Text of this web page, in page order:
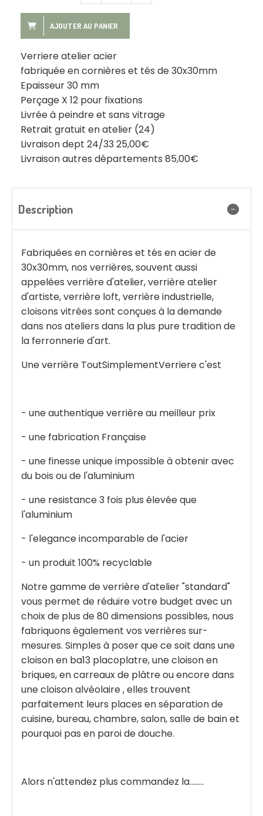
AJOUTER AU PANIER
Verriere atelier acier
fabriquée en cornières et tés de 30x30mm
Epaisseur 30 mm
Perçage X 12 pour fixations
Livrée à peindre et sans vitrage
Retrait gratuit en atelier (24)
Livraison dept 24/33 25,00€
Livraison autres départements 85,00€
Description
Fabriquées en cornières et tés en acier de
30x30mm, nos verrières, souvent aussi
appelées verrière d'atelier, verrière atelier
d'artiste, verrière loft, verrière industrielle,
cloisons vitrées sont conçues à la demande
dans nos ateliers dans la plus pure tradition de
la ferronnerie d'art.
Une verrière ToutSimplementVerriere c'est
- une authentique verrière au meilleur prix
- une fabrication Française
- une finesse unique impossible à obtenir avec
du bois ou de l'aluminium
- une resistance 3 fois plus élevée que
l'aluminium
- l'elegance incomparable de l'acier
- un produit 100% recyclable
Notre gamme de verrière d'atelier "standard"
vous permet de réduire votre budget avec un
choix de plus de 80 dimensions possibles, nous
fabriquons également vos verrières sur-
mesures. Simples à poser que ce soit dans une
cloison en ba13 placoplatre, une cloison en
briques, en carreaux de plâtre ou encore dans
une cloison alvéolaire , elles trouvent
parfaitement leurs places en séparation de
cuisine, bureau, chambre, salon, salle de bain et
pourquoi pas en paroi de douche.
Alors n'attendez plus commandez la........